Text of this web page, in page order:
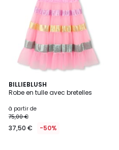
BILLIEBLUSH
Robe en tulle avec bretelles
à partir de
75,00 €
37,50 € -50%